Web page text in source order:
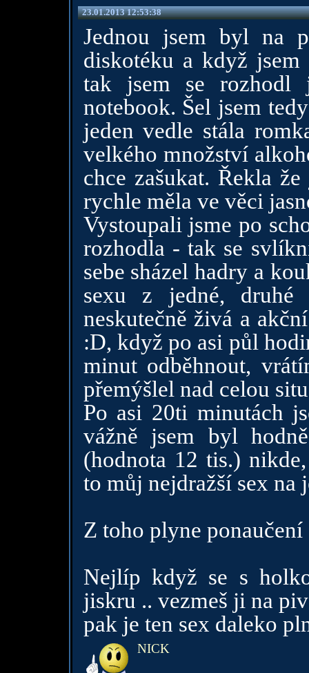
23.01.2013 12:53:38
Jednou jsem byl na
diskotéku a když
tak jsem se
notebook. Šel jsem
jeden vedle stála
velkého množství
chce zašukat. Řekla
rychle měla ve věci
Vystoupali jsme po
rozhodla - tak se
sebe sházel hadry a
sexu z jedné,
neskutečně živá a
:D, když po asi půl
minut odběhnout,
přemýšlel nad celou
Po asi 20ti minutách
vážně jsem byl
(hodnota 12 tis.)
to můj nejdražší sex na
Z toho plyne
Nejlíp když se s
jiskru .. vezmeš ji na
pak je ten sex daleko
NICK